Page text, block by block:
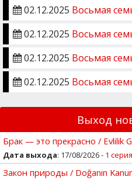
02.12.2025 Восьмая
02.12.2025 Восьмая
02.12.2025 Восьмая
02.12.2025 Восьмая
Выход
Брак — это прекрасно / Evlilik
Дата выхода: 17/08/2026 - 1 серия
Закон природы / Doğanın